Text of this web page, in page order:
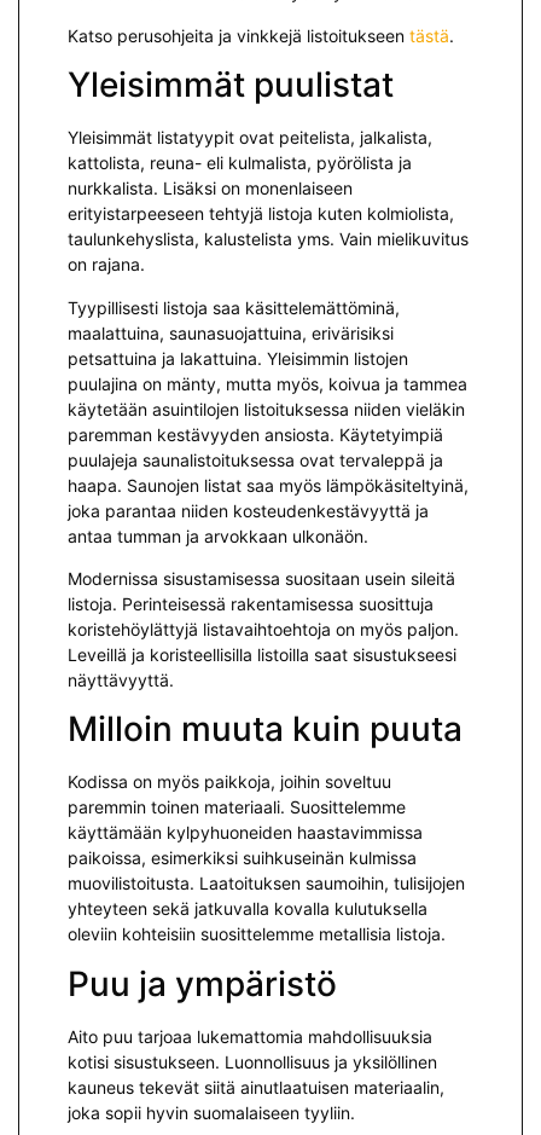
Katso perusohjeita ja vinkkejä listoitukseen tästä.
Yleisimmät puulistat
Yleisimmät listatyypit ovat peitelista, jalkalista,
kattolista, reuna- eli kulmalista, pyörölista ja
nurkkalista. Lisäksi on monenlaiseen
erityistarpeeseen tehtyjä listoja kuten kolmiolista,
taulunkehyslista, kalustelista yms. Vain mielikuvitus
on rajana.
Tyypillisesti listoja saa käsittelemättöminä,
maalattuina, saunasuojattuina, erivärisiksi
petsattuina ja lakattuina. Yleisimmin listojen
puulajina on mänty, mutta myös, koivua ja tammea
käytetään asuintilojen listoituksessa niiden vieläkin
paremman kestävyyden ansiosta. Käytetyimpiä
puulajeja saunalistoituksessa ovat tervaleppä ja
haapa. Saunojen listat saa myös lämpökäsiteltyinä,
joka parantaa niiden kosteudenkestävyyttä ja
antaa tumman ja arvokkaan ulkonäön.
Modernissa sisustamisessa suositaan usein sileitä
listoja. Perinteisessä rakentamisessa suosittuja
koristehöylättyjä listavaihtoehtoja on myös paljon.
Leveillä ja koristeellisilla listoilla saat sisustukseesi
näyttävyyttä.
Milloin muuta kuin puuta
Kodissa on myös paikkoja, joihin soveltuu
paremmin toinen materiaali. Suosittelemme
käyttämään kylpyhuoneiden haastavimmissa
paikoissa, esimerkiksi suihkuseinän kulmissa
muovilistoitusta. Laatoituksen saumoihin, tulisijojen
yhteyteen sekä jatkuvalla kovalla kulutuksella
oleviin kohteisiin suosittelemme metallisia listoja.
Puu ja ympäristö
Aito puu tarjoaa lukemattomia mahdollisuuksia
kotisi sisustukseen. Luonnollisuus ja yksilöllinen
kauneus tekevät siitä ainutlaatuisen materiaalin,
joka sopii hyvin suomalaiseen tyyliin.